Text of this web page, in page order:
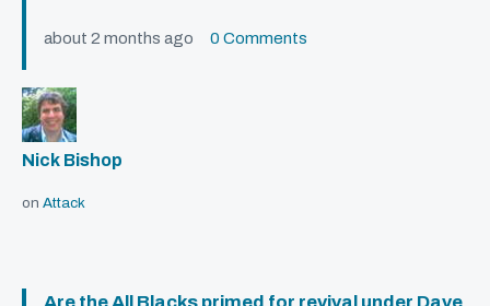
about 2 months ago 0 Comments
Nick Bishop
on Attack